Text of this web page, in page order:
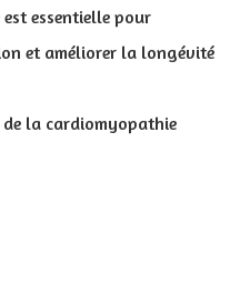
est essentielle pour
et améliorer la longévité
de la cardiomyopathie